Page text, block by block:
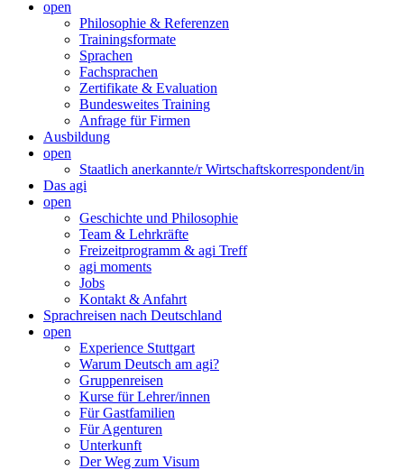
open
Philosophie & Referenzen
Trainingsformate
Sprachen
Fachsprachen
Zertifikate & Evaluation
Bundesweites Training
Anfrage für Firmen
Ausbildung
open
Staatlich anerkannte/r Wirtschaftskorrespondent/in
Das agi
open
Geschichte und Philosophie
Team & Lehrkräfte
Freizeitprogramm & agi Treff
agi moments
Jobs
Kontakt & Anfahrt
Sprachreisen nach Deutschland
open
Experience Stuttgart
Warum Deutsch am agi?
Gruppenreisen
Kurse für Lehrer/innen
Für Gastfamilien
Für Agenturen
Unterkunft
Der Weg zum Visum